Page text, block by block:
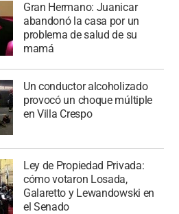
Gran Hermano: Juanicar
abandonó la casa por un
problema de salud de su
mamá
Un conductor alcoholizado
provocó un choque múltiple
en Villa Crespo
Ley de Propiedad Privada:
cómo votaron Losada,
Galaretto y Lewandowski en
el Senado